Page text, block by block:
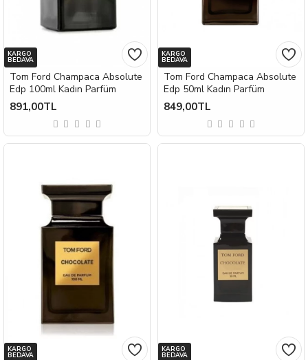
KARGO
BEDAVA
Tom Ford Champaca Absolute
Edp 100ml Kadın Parfüm
891,00TL
KARGO
BEDAVA
Tom Ford Champaca Absolute
Edp 50ml Kadın Parfüm
849,00TL
KARGO
BEDAVA
KARGO
BEDAVA